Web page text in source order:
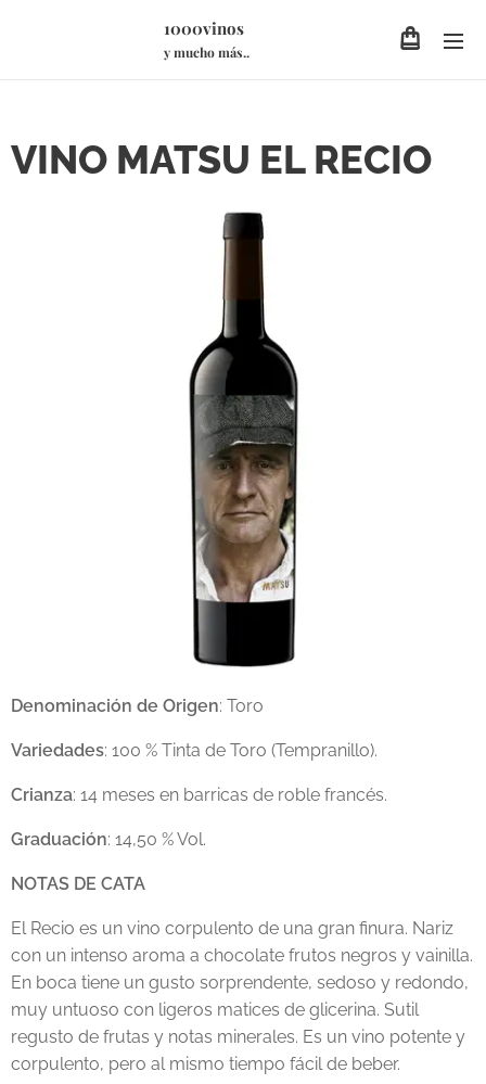
1000vinos
y mucho más..
VINO MATSU EL RECIO
Denominación de Origen: Toro
Variedades: 100 % Tinta de Toro (Tempranillo).
Crianza: 14 meses en barricas de roble francés.
Graduación: 14,50 % Vol.
NOTAS DE CATA
El Recio es un vino corpulento de una gran finura. Nariz
con un intenso aroma a chocolate frutos negros y vainilla.
En boca tiene un gusto sorprendente, sedoso y redondo,
muy untuoso con ligeros matices de glicerina. Sutil
regusto de frutas y notas minerales. Es un vino potente y
corpulento, pero al mismo tiempo fácil de beber.